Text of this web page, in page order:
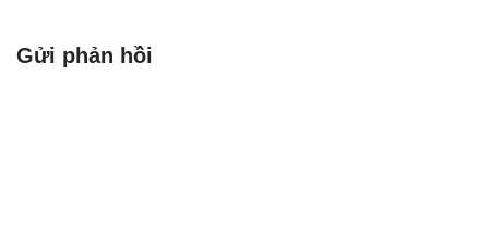
Gửi phản hồi